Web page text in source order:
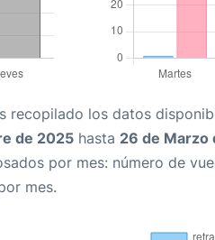
recopilado los datos
de 2025 hasta 26 de Marzo
por mes: número de
mes.